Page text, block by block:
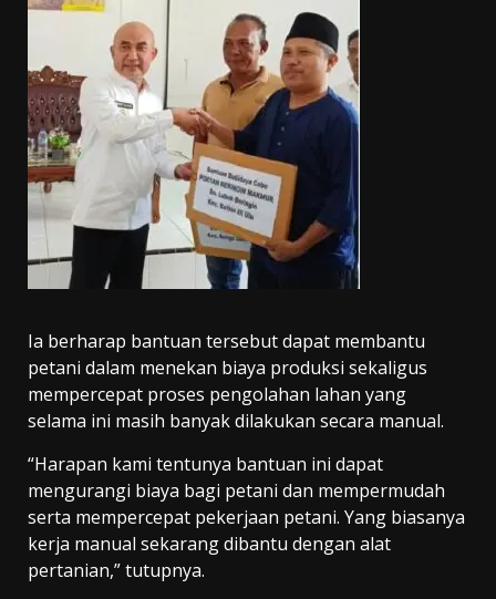
Ia berharap bantuan tersebut dapat membantu
petani dalam menekan biaya produksi sekaligus
mempercepat proses pengolahan lahan yang
selama ini masih banyak dilakukan secara manual.
“Harapan kami tentunya bantuan ini dapat
mengurangi biaya bagi petani dan mempermudah
serta mempercepat pekerjaan petani. Yang biasanya
kerja manual sekarang dibantu dengan alat
pertanian,” tutupnya.